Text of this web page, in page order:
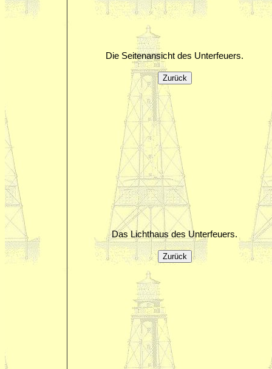
Die Seitenansicht des Unterfeuers.
Das Lichthaus des Unterfeuers.